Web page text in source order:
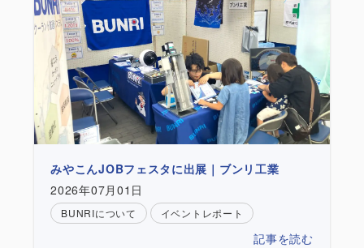
みやこんJOBフェスタに出展｜ブンリ工業
2026年07月01日
BUNRIについて イベントレポート
記事を読む